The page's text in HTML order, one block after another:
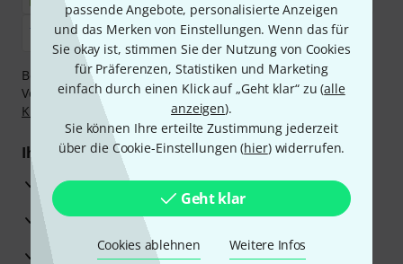
passende Angebote, personalisierte Anzeigen
und das Merken von Einstellungen. Wenn das für
Sie okay ist, stimmen Sie der Nutzung von Cookies
für Präferenzen, Statistiken und Marketing
einfach durch einen Klick auf „Geht klar“ zu (alle
anzeigen).
Sie können Ihre erteilte Zustimmung jederzeit
über die Cookie-Einstellungen (hier) widerrufen.
Geht klar
Cookies ablehnen Weitere Infos
Bezahlen Sie vertraulich und sicher per Nachnahme,
Vorkasse, PayPal, Amazon Pay,Klarna Sofort bezahlen
Klarna Ratenzahlung
oder Kreditkarte.
Ihre Vorteile
3 Jahre Thomann Garantie
30 Tage Money-Back-Garantie
Reparaturservice